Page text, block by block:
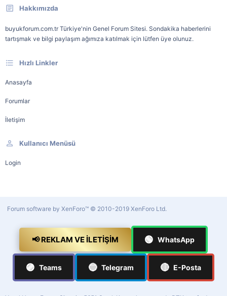
Hakkımızda
buyukforum.com.tr Türkiye'nin Genel Forum Sitesi. Sondakika haberlerini
tartışmak ve bilgi paylaşım ağımıza katılmak için lütfen üye olunuz.
Hızlı Linkler
Anasayfa
Forumlar
İletişim
Kullanıcı Menüsü
Login
Forum software by XenForo™ © 2010-2019 XenForo Ltd.
📢 REKLAM VE İLETIŞIM 🟢 WhatsApp
🟣 Teams 🔵 Telegram 🔴 E-Posta